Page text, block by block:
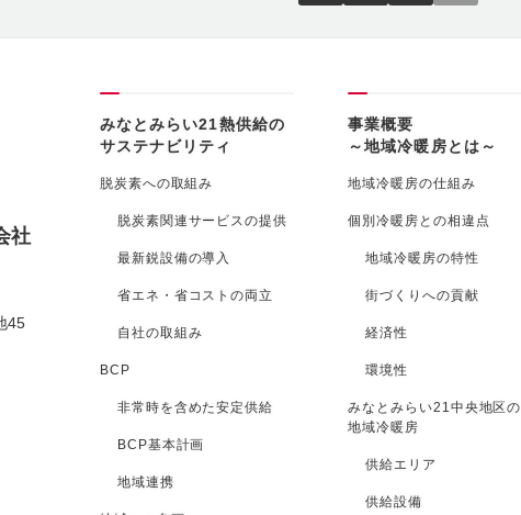
社
45
みなとみらい21熱供給の
サステナビリティ
脱炭素への取組み
脱炭素関連サービスの提供
最新鋭設備の導入
省エネ・省コストの両立
自社の取組み
BCP
非常時を含めた安定供給
BCP基本計画
地域連携
事業概要
～地域冷暖房とは～
地域冷暖房の仕組み
個別冷暖房との相違点
地域冷暖房の特性
街づくりへの貢献
経済性
環境性
みなとみらい21中央地区の
地域冷暖房
供給エリア
供給設備